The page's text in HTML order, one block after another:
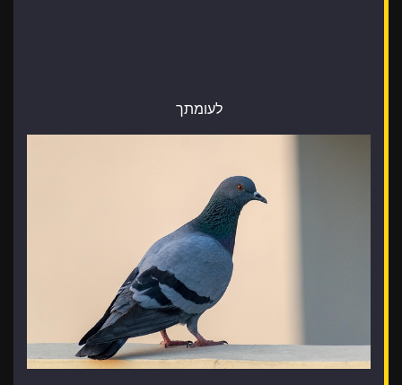
לעומתך